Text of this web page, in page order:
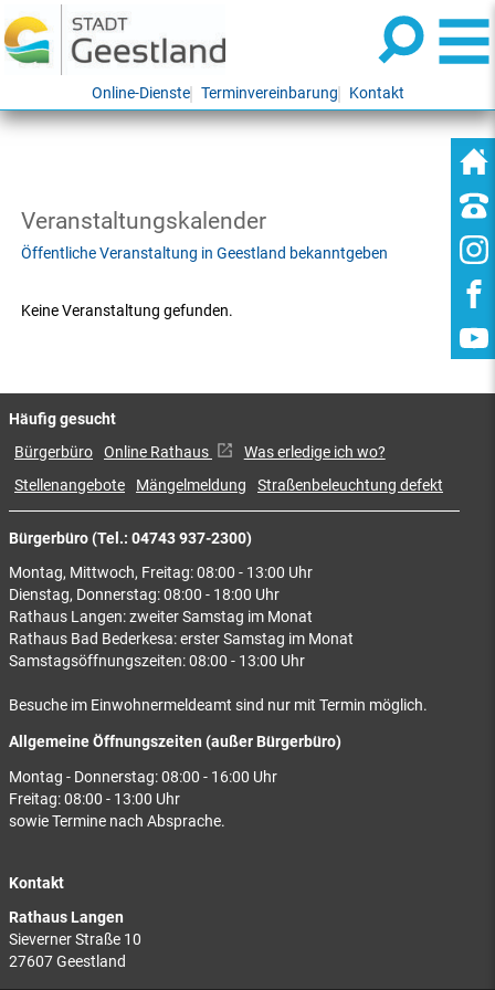
Online-Dienste Terminvereinbarung Kontakt
Veranstaltungskalender
Öffentliche Veranstaltung in Geestland bekanntgeben
Keine Veranstaltung gefunden.
Bürgerbüro (Tel.: 04743 937-2300)
Montag, Mittwoch, Freitag: 08:00 - 13:00 Uhr
Dienstag, Donnerstag: 08:00 - 18:00 Uhr
Rathaus Langen: zweiter Samstag im Monat
Rathaus Bad Bederkesa: erster Samstag im Monat
Samstagsöffnungszeiten: 08:00 - 13:00 Uhr
Besuche im Einwohnermeldeamt sind nur mit Termin möglich.
Allgemeine Öffnungszeiten (außer Bürgerbüro)
Montag - Donnerstag: 08:00 - 16:00 Uhr
Freitag: 08:00 - 13:00 Uhr
sowie Termine nach Absprache.
Kontakt
Rathaus Langen
Sieverner Straße 10
27607 Geestland
Häufig gesucht
Bürgerbüro Online Rathaus
Was erledige ich wo?
Stellenangebote
Mängelmeldung Straßenbeleuchtung defekt